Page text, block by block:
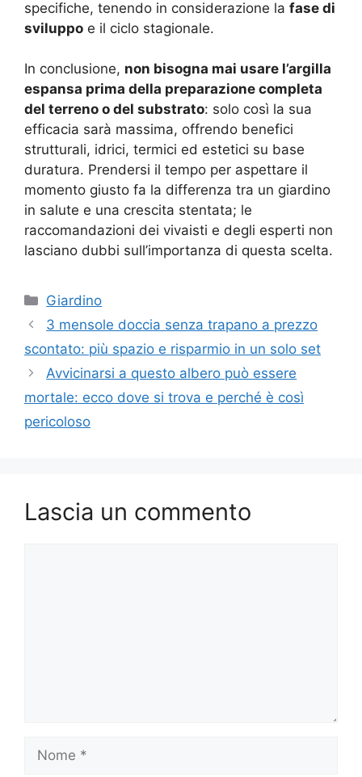
specifiche, tenendo in considerazione la fase di
sviluppo e il ciclo stagionale.
In conclusione, non bisogna mai usare l’argilla
espansa prima della preparazione completa
del terreno o del substrato: solo così la sua
efficacia sarà massima, offrendo benefici
strutturali, idrici, termici ed estetici su base
duratura. Prendersi il tempo per aspettare il
momento giusto fa la differenza tra un giardino
in salute e una crescita stentata; le
raccomandazioni dei vivaisti e degli esperti non
lasciano dubbi sull’importanza di questa scelta.
Categorie
Giardino
3 mensole doccia senza trapano a prezzo
scontato: più spazio e risparmio in un solo set
Avvicinarsi a questo albero può essere
mortale: ecco dove si trova e perché è così
pericoloso
Lascia un commento
Nome